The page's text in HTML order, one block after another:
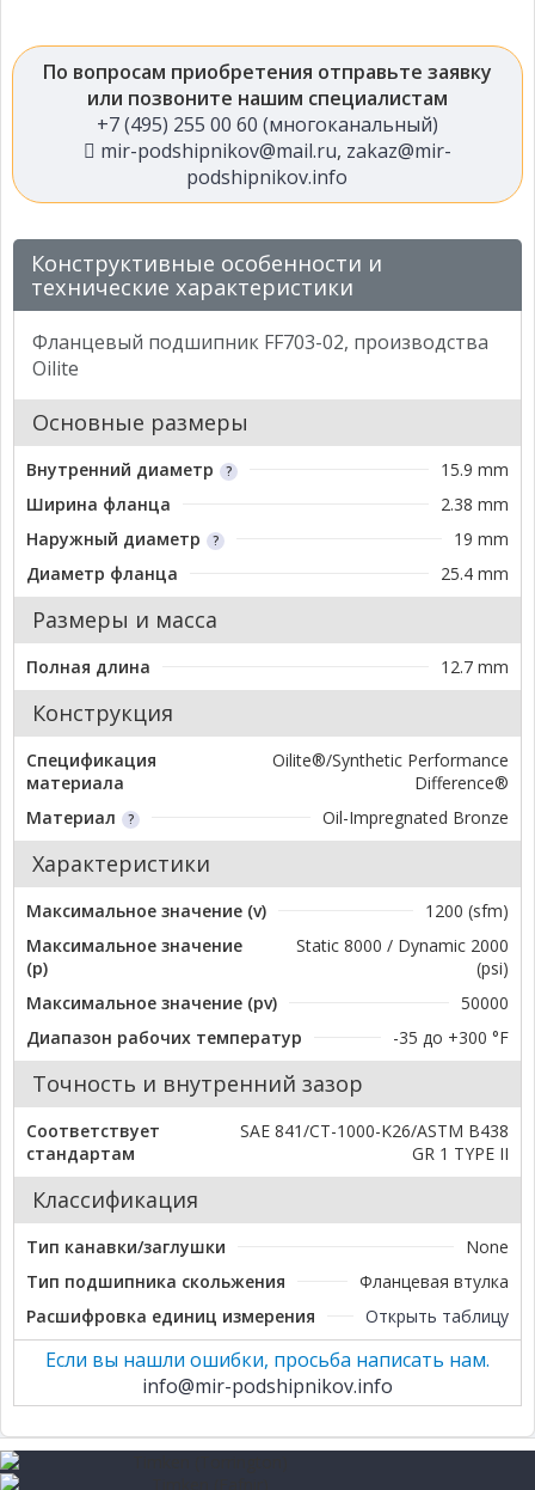
По вопросам приобретения отправьте заявку
или позвоните нашим специалистам
+7 (495) 255 00 60 (многоканальный)
mir-podshipnikov@mail.ru, zakaz@mir-
podshipnikov.info
Конструктивные особенности и
технические характеристики
Фланцевый подшипник FF703-02, производства
Oilite
Основные размеры
Внутренний диаметр
15.9 mm
Ширина фланца
2.38 mm
Наружный диаметр
19 mm
Диаметр фланца
25.4 mm
Размеры и масса
Полная длина 12.7 mm
Конструкция
Спецификация
материала
Oilite®/Synthetic Performance
Difference®
Материал
Oil-Impregnated Bronze
Характеристики
Максимальное значение (v)
1200 (sfm)
Максимальное значение
(p)
Static 8000 / Dynamic 2000
(psi)
Максимальное значение (pv)
50000
Диапазон рабочих температур
-35 до +300 °F
Точность и внутренний зазор
Соответствует
стандартам
SAE 841/CT-1000-K26/ASTM B438
GR 1 TYPE II
Классификация
Тип канавки/заглушки
None
Тип подшипника скольжения
Фланцевая втулка
Расшифровка единиц измерения
Открыть таблицу
Если вы нашли ошибки, просьба написать нам.
info@mir-podshipnikov.info